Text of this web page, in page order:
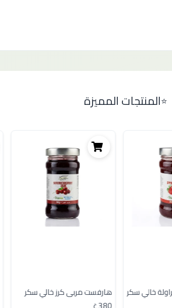
المنتجات المميزة
خالي سكر
هارفست مربى كرز خالي سكر